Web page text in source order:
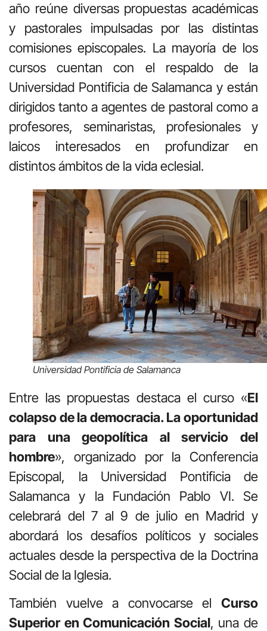
año reúne diversas propuestas académicas
y pastorales impulsadas por las distintas
comisiones episcopales. La mayoría de los
cursos cuentan con el respaldo de la
Universidad Pontificia de Salamanca y están
dirigidos tanto a agentes de pastoral como a
profesores, seminaristas, profesionales y
laicos interesados en profundizar en
distintos ámbitos de la vida eclesial.
Universidad Pontificia de Salamanca
Entre las propuestas destaca el curso «El
colapso de la democracia. La oportunidad
para una geopolítica al servicio del
hombre», organizado por la Conferencia
Episcopal, la Universidad Pontificia de
Salamanca y la Fundación Pablo VI. Se
celebrará del 7 al 9 de julio en Madrid y
abordará los desafíos políticos y sociales
actuales desde la perspectiva de la Doctrina
Social de la Iglesia.
También vuelve a convocarse el Curso
Superior en Comunicación Social, una de